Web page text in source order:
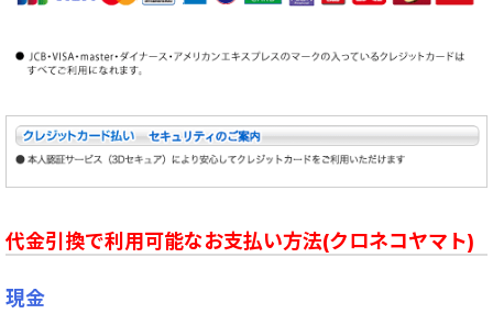
代金引換で利用可能なお支払い方法(クロネコヤマト)
現金